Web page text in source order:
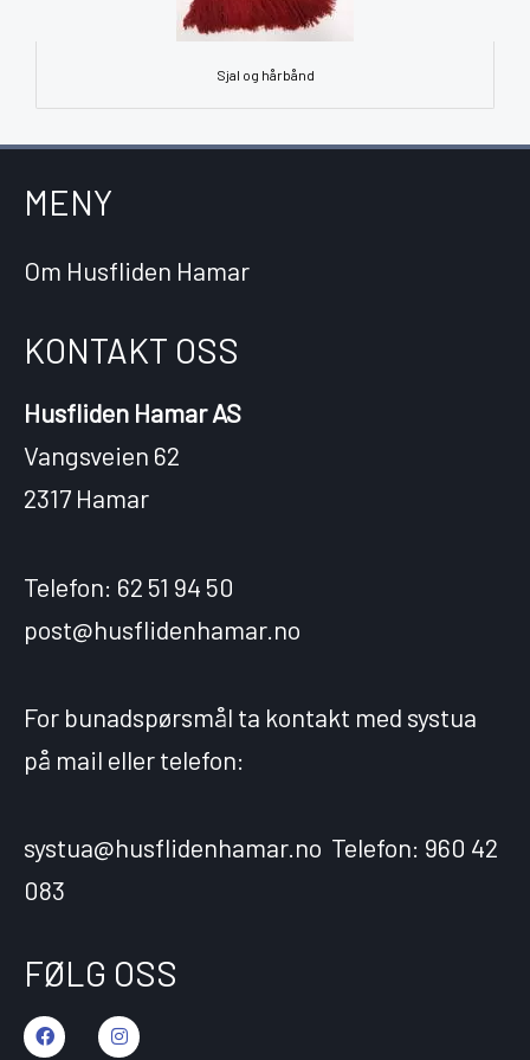
Sjal og hårbånd
MENY
Om Husfliden Hamar
KONTAKT OSS
Husfliden Hamar AS
Vangsveien 62
2317 Hamar
Telefon: 62 51 94 50
post@husflidenhamar.no
For bunadspørsmål ta kontakt med systua
på mail eller telefon:
systua@husflidenhamar.no Telefon: 960 42
083
FØLG OSS
F
a
I
n